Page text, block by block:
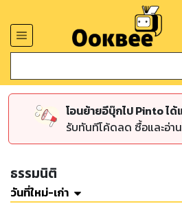
โอนย้ายอีบุ๊กไป Pinto ไ
รับทันทีโค้ดลด ซื้อและอ่า
ธรรมนิติ
วันที่ใหม่-เก่า